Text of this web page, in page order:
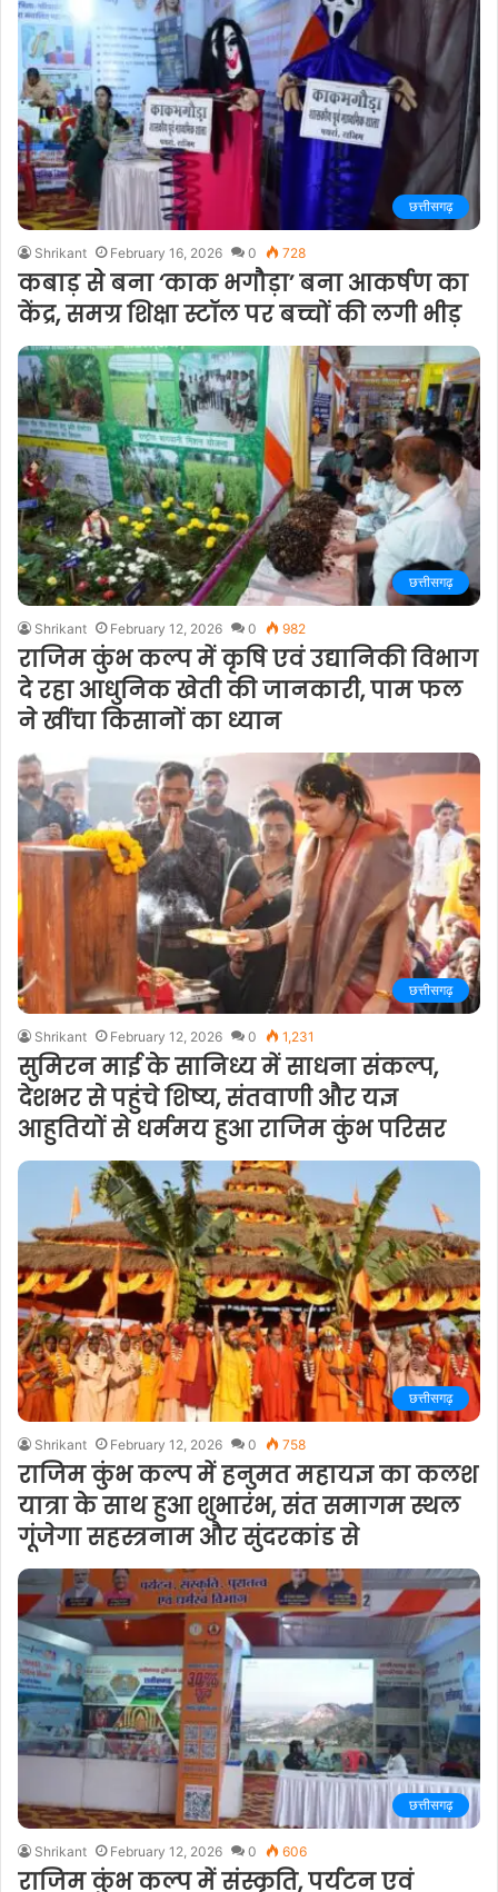
छत्तीसगढ़
Shrikant February 16, 2026 0 728
कबाड़ से बना ‘काक भगौड़ा’ बना आकर्षण का
केंद्र, समग्र शिक्षा स्टॉल पर बच्चों की लगी भीड़
छत्तीसगढ़
Shrikant February 12, 2026 0 982
राजिम कुंभ कल्प में कृषि एवं उद्यानिकी विभाग
दे रहा आधुनिक खेती की जानकारी, पाम फल
ने खींचा किसानों का ध्यान
छत्तीसगढ़
Shrikant February 12, 2026 0 1,231
सुमिरन माई के सानिध्य में साधना संकल्प,
देशभर से पहुंचे शिष्य, संतवाणी और यज्ञ
आहुतियों से धर्ममय हुआ राजिम कुंभ परिसर
छत्तीसगढ़
Shrikant February 12, 2026 0 758
राजिम कुंभ कल्प में हनुमत महायज्ञ का कलश
यात्रा के साथ हुआ शुभारंभ, संत समागम स्थल
गूंजेगा सहस्त्रनाम और सुंदरकांड से
छत्तीसगढ़
Shrikant February 12, 2026 0 606
राजिम कुंभ कल्प में संस्कृति, पर्यटन एवं